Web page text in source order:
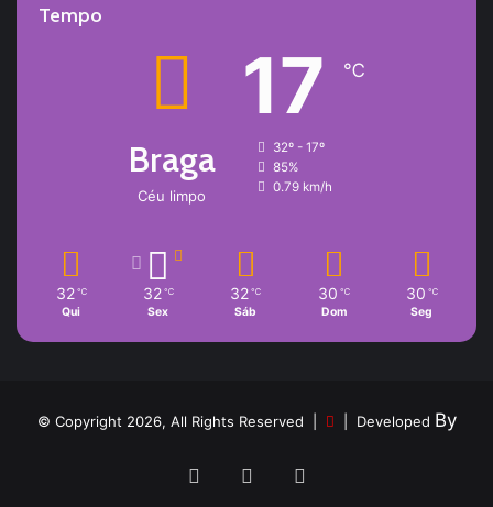
Tempo
Braga
Céu limpo
17 ℃
32º - 17º
85%
0.79 km/h
32 ℃
Qui
32 ℃
Sex
32 ℃
Sáb
30 ℃
Dom
30 ℃
Seg
© Copyright 2026, All Rights Reserved | | Developed By
FacebookYouTube